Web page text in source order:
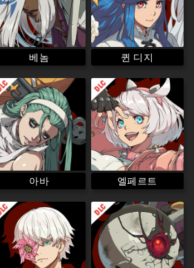
베놈 퀸 디지
아바 엘페르트